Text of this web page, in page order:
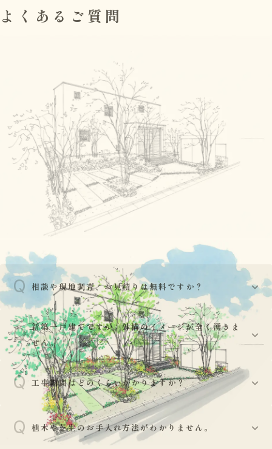
よくあるご質問
Q 相談や現地調査、お見積りは無料ですか？
A はい、基本的には現地調査からお見積り、プランニング
まで無料で承っております。お気軽にご相談ください。
Q 新築一戸建てですが、外構のイメージが全く湧きま
せん。
A
ご安心ください。建物の外観図や平面図をお持ちいただ
ければ、外壁や玄関ドアの色調との調和を考え、お客様
の建物をより引き立てるデザインをご提案いたします。
Q 工事期間はどのくらいかかりますか？
工事の規模により異なりますが、部分的な工事であれば
数日〜1週間程度、新築の外構一式工事であれば3週間〜
Q 植木や芝生のお手入れ方法がわかりません。